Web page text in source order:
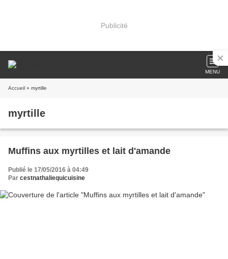
Publicité
MENU
Accueil » myrtille
myrtille
Muffins aux myrtilles et lait d'amande
Publié le 17/05/2016 à 04:49
Par cestnathaliequicuisine